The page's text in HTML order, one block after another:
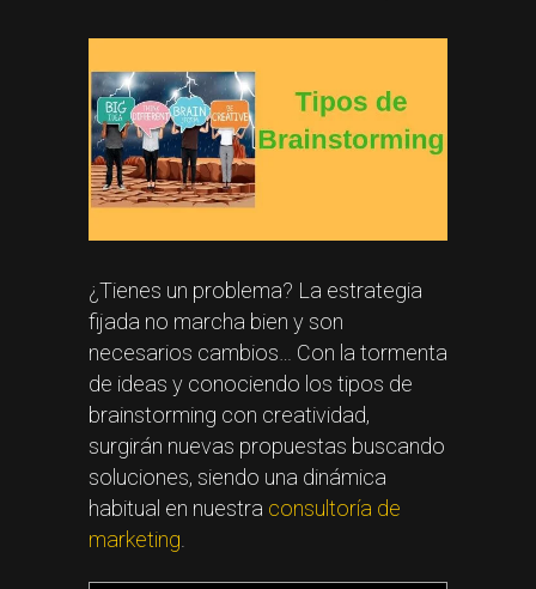
¿Tienes un problema? La estrategia
fijada no marcha bien y son
necesarios cambios… Con la tormenta
de ideas y conociendo los tipos de
brainstorming con creatividad,
surgirán nuevas propuestas buscando
soluciones, siendo una dinámica
habitual en nuestra consultoría de
marketing